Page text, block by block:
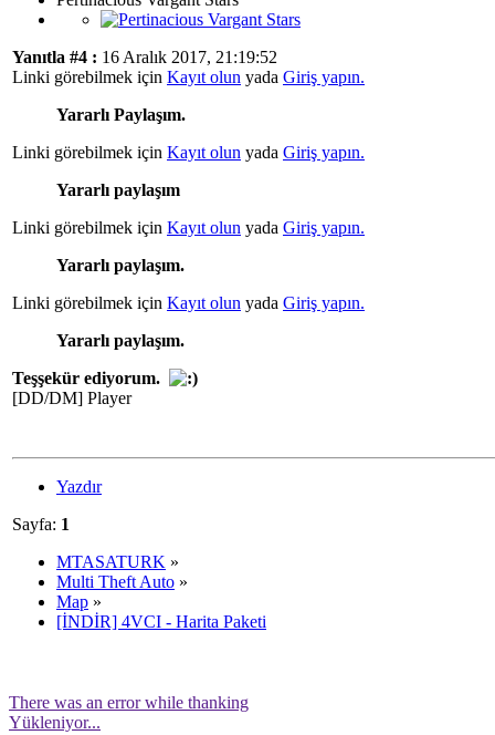
Yanıtla #4 : 16 Aralık 2017, 21:19:52
Linki görebilmek için Kayıt olun yada Giriş yapın.
Yararlı Paylaşım.
Linki görebilmek için Kayıt olun yada Giriş yapın.
Yararlı paylaşım
Linki görebilmek için Kayıt olun yada Giriş yapın.
Yararlı paylaşım.
Linki görebilmek için Kayıt olun yada Giriş yapın.
Yararlı paylaşım.
Teşşekür ediyorum.
[DD/DM] Player
Yazdır
Sayfa: 1
MTASATURK »
Multi Theft Auto »
Map »
[İNDİR] 4VCI - Harita Paketi
There was an error while thanking
Yükleniyor...